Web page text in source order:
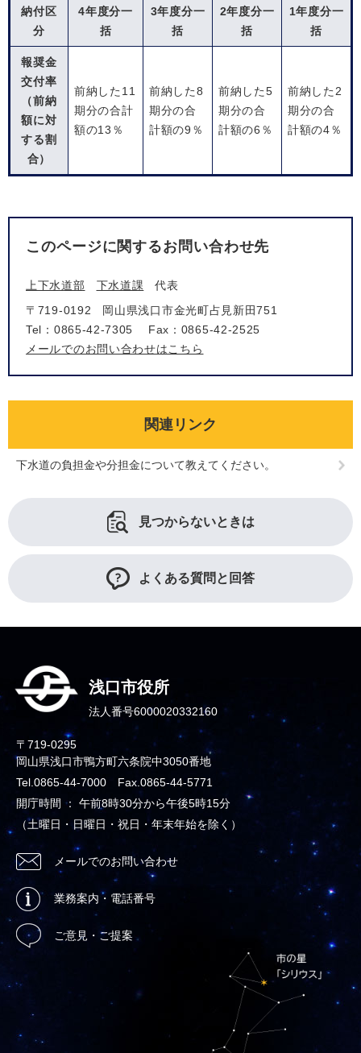
納付区
分
4年度分一
括
3年度分一
括
2年度分一
括
1年度分一
括
報奨金
交付率
（前納
額に対
する割
合）
前納した11
期分の合計
額の13％
前納した8
期分の合
計額の9％
前納した5
期分の合
計額の6％
前納した2
期分の合
計額の4％
このページに関するお問い合わせ先
上下水道部 下水道課
代表
〒719-0192
岡山県浅口市金光町占見新田751
Tel：0865-42-7305
Fax：0865-42-2525
メールでのお問い合わせはこちら
関連リンク
下水道の負担金や分担金について教えてください。
見つからないときは
よくある質問と回答
浅口市役所
法人番号6000020332160
〒719-0295
岡山県浅口市鴨方町六条院中3050番地
Tel.0865-44-7000 Fax.0865-44-5771
開庁時間 ： 午前8時30分から午後5時15分
（土曜日・日曜日・祝日・年末年始を除く）
メールでのお問い合わせ
業務案内・電話番号
ご意見・ご提案